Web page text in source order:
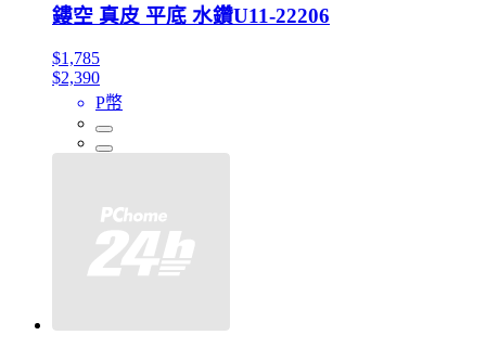
鏤空 真皮 平底 水鑽U11-22206
$1,785
$2,390
P幣